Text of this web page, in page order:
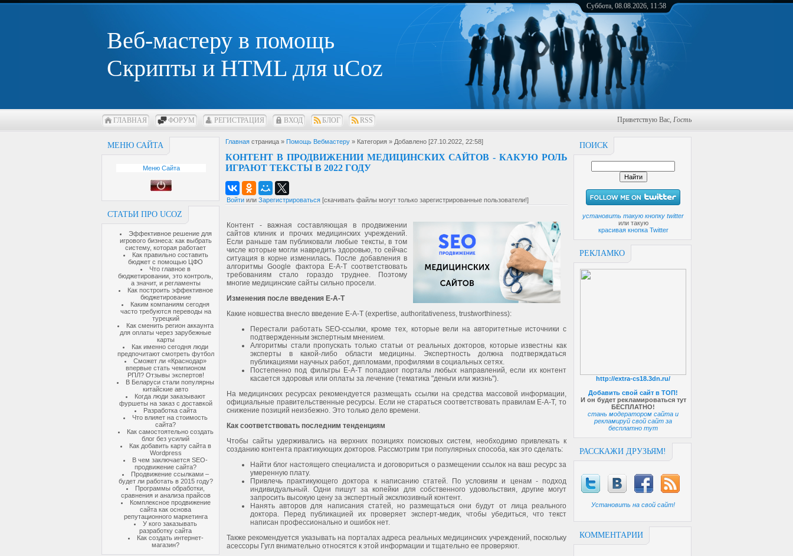
Веб-мастеру в помощь
Скрипты и HTML для uCoz
Суббота, 08.08.2026, 11:58
ГЛАВНАЯ ФОРУМ РЕГИСТРАЦИЯ ВХОД БЛОГ RSS Приветствую Вас, Гость
МЕНЮ САЙТА
Меню Сайта
СТАТЬИ ПРО UCOZ
Эффективное решение для
игрового бизнеса: как выбрать
систему, которая работает
Как правильно составить
бюджет с помощью ЦФО
Что главное в
бюджетировании, это контроль,
а значит, и регламенты
Как построить эффективное
бюджетирование
Каким компаниям сегодня
часто требуются переводы на
турецкий
Как сменить регион аккаунта
для оплаты через зарубежные
карты
Как именно сегодня люди
предпочитают смотреть футбол
Сможет ли «Краснодар»
впервые стать чемпионом
РПЛ? Отзывы экспертов!
В Беларуси стали популярны
китайские авто
Когда люди заказывают
фуршеты на заказ с доставкой
Разработка сайта
Что влияет на стоимость
сайта?
Как самостоятельно создать
блог без усилий
Как добавить карту сайта в
Wordpress
В чем заключается SEO-
продвижение сайта?
Продвижение ссылками –
будет ли работать в 2015 году?
Программы обработки,
сравнения и анализа прайсов
Комплексное продвижение
сайта как основа
репутационного маркетинга
У кого заказывать
разработку сайта
Как создать интернет-
магазин?
ПОИСК
установить такую кнопку twitter
или такую
красивая кнопка Twitter
РЕКЛАМКО
http://extra-cs18.3dn.ru/
Добавить свой сайт в ТОП!
И он будет рекламироваться тут
БЕСПЛАТНО!
стань модератором сайта и
рекламируй свой сайт за
бесплатно тут
РАССКАЖИ ДРУЗЬЯМ!
Установить на свой сайт!
КОММЕНТАРИИ
Главная страница » Помощь Вебмастеру » Категория » Добавлено [27.10.2022, 22:58]
КОНТЕНТ В ПРОДВИЖЕНИИ МЕДИЦИНСКИХ САЙТОВ - КАКУЮ РОЛЬ
ИГРАЮТ ТЕКСТЫ В 2022 ГОДУ
Войти или Зарегистрироваться [скачивать файлы могут только зарегистрированные пользователи!]
Контент - важная составляющая в продвижении
сайтов клиник и прочих медицинских учреждений.
Если раньше там публиковали любые тексты, в том
числе которые могли навредить здоровью, то сейчас
ситуация в корне изменилась. После добавления в
алгоритмы Google фактора E-A-T соответствовать
требованиям стало гораздо труднее. Поэтому
многие медицинские сайты сильно просели.
Изменения после введения E-A-T
Какие новшества внесло введение E-A-T (expertise, authoritativeness, trustworthiness):
Перестали работать SEO-ссылки, кроме тех, которые вели на авторитетные источники с
подтвержденным экспертным мнением.
Алгоритмы стали пропускать только статьи от реальных докторов, которые известны как
эксперты в какой-либо области медицины. Экспертность должна подтверждаться
публикациями научных работ, дипломами, профилями в социальных сетях.
Постепенно под фильтры E-A-T попадают порталы любых направлений, если их контент
касается здоровья или оплаты за лечение (тематика "деньги или жизнь").
На медицинских ресурсах рекомендуется размещать ссылки на средства массовой информации,
официальные правительственные ресурсы. Если не стараться соответствовать правилам E-A-T, то
снижение позиций неизбежно. Это только дело времени.
Как соответствовать последним тенденциям
Чтобы сайты удерживались на верхних позициях поисковых систем, необходимо привлекать к
созданию контента практикующих докторов. Рассмотрим три популярных способа, как это сделать:
Найти блог настоящего специалиста и договориться о размещении ссылок на ваш ресурс за
умеренную плату.
Привлечь практикующего доктора к написанию статей. По условиям и ценам - подход
индивидуальный. Одни пишут за копейки для собственного удовольствия, другие могут
запросить высокую цену за экспертный эксклюзивный контент.
Нанять авторов для написания статей, но размещаться они будут от лица реального
доктора. Перед публикацией их проверяет эксперт-медик, чтобы убедиться, что текст
написан профессионально и ошибок нет.
Также рекомендуется указывать на порталах адреса реальных медицинских учреждений, поскольку
асессоры Гугл внимательно относятся к этой информации и тщательно ее проверяют.